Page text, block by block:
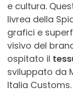
e cultura.
livrea della
grafici e
visivo del
ospitato il
sviluppato da
Italia Customs.